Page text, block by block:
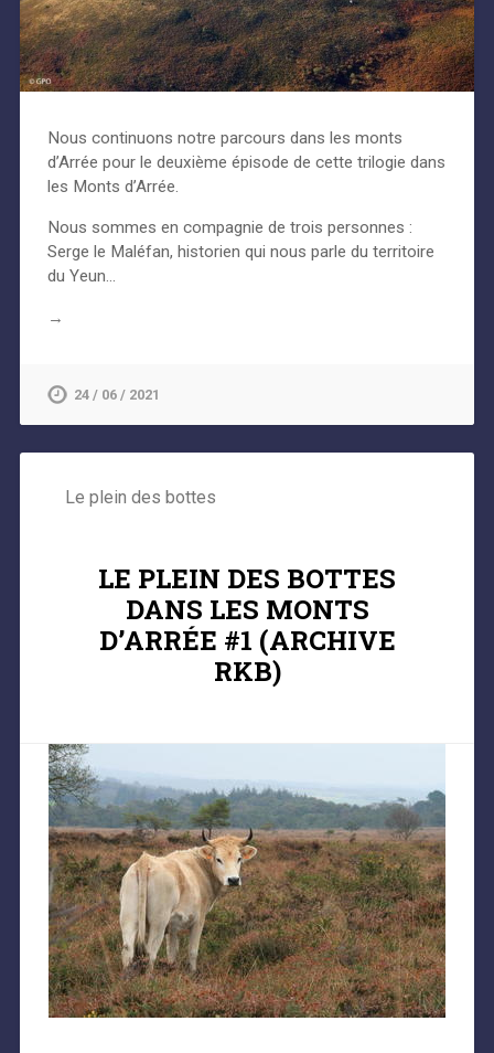
Nous continuons notre parcours dans les monts
d’Arrée pour le deuxième épisode de cette trilogie dans
les Monts d’Arrée.
Nous sommes en compagnie de trois personnes :
Serge le Maléfan, historien qui nous parle du territoire
du Yeun…
→
24 / 06 / 2021
Le plein des bottes
LE PLEIN DES BOTTES
DANS LES MONTS
D’ARRÉE #1 (ARCHIVE
RKB)